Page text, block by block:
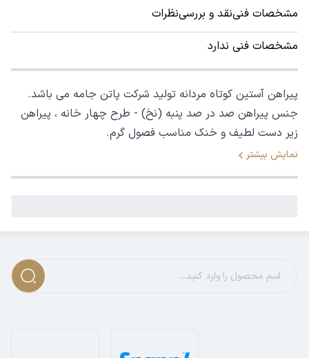
مشخصات فنینقد و بررسینظرات
مشخصات فنی ندارد
پیراهن آستین کوتاه مردانه تولید شرکت پاتن جامه می باشد.
جنس پیراهن صد در صد پنبه (نخ) - طرح چهار خانه ، پیراهن
زیر دست لطیف و خنک مناسب فصول گرم.
نمایش بیشتر